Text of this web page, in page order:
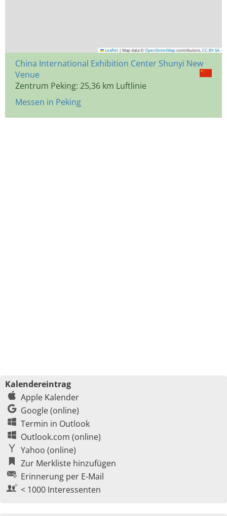
Leaflet | Map data © OpenStreetMap contributors, CC-BY-SA
China International Exhibition Center Shunyi New
Venue
Zentrum Peking: 25,36 km Luftlinie
Messen in Peking
Kalendereintrag
Apple Kalender
Google (online)
Termin in Outlook
Outlook.com (online)
Yahoo (online)
Zur Merkliste hinzufügen
Erinnerung per E-Mail
< 1000 Interessenten